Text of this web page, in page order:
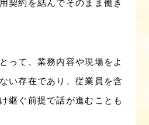
契約を結んでそのまま働き
って、業務内容や現場をよ
い存在であり、従業員を含
継ぐ前提で話が進むことも